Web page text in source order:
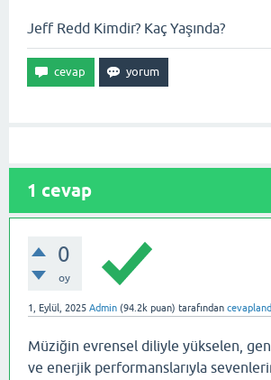
Jeff Redd Kimdir? Kaç Yaşında?
1 cevap
0
oy
1, Eylül, 2025 Admin (94.2k puan) tarafından
Müziğin evrensel diliyle yükselen,
ve enerjik performanslarıyla